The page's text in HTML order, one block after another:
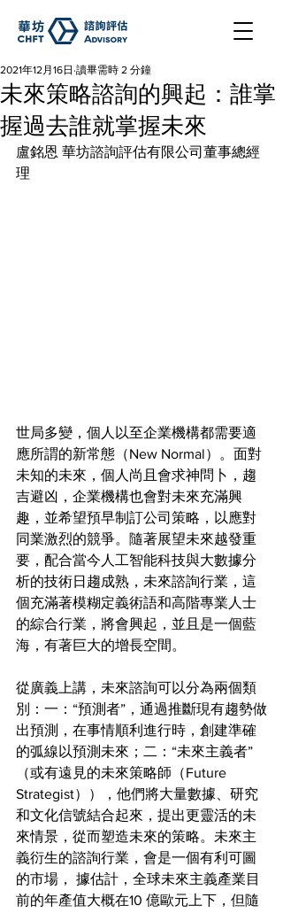
未來策略諮詢的興起：誰掌
握過去誰就掌握未來
2021年12月16日 讀畢需時 2 分鐘
盧銘恩 華坊諮詢評估有限公司董事總經
理
世局多變，個人以至企業機構都需要適
應所謂的新常態（New Normal）。面對
未知的未來，個人尚且會求神問卜，趨
吉避凶，企業機構也會對未來充滿興
趣，並希望預早制訂公司策略，以應對
同業激烈的競爭。隨著展望未來越發重
要，配合當今人工智能科技與大數據分
析的技術日趨成熟，未來諮詢行業，這
個充滿著模糊定義術語和高階專業人士
的綜合行業，將會興起，並且是一個藍
海，有著巨大的增長空間。
從廣義上講，未來諮詢可以分為兩個類
別：一：“預測者”，通過推斷現有趨勢做
出預測，在事情順利進行時，創建準確
的弧線以預測未來；二：“未來主義者”
（或有遠見的未來策略師（Future
Strategist）），他們將大量數據、研究
和文化信號結合起來，提出更靈活的未
來情景，從而塑造未來的策略。未來主
義衍生的諮詢行業，會是一個有利可圖
的市場， 據估計，全球未來主義產業目
前的年產值大概在10 億歐元上下，但隨